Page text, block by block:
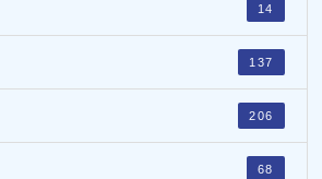
14
137
206
68